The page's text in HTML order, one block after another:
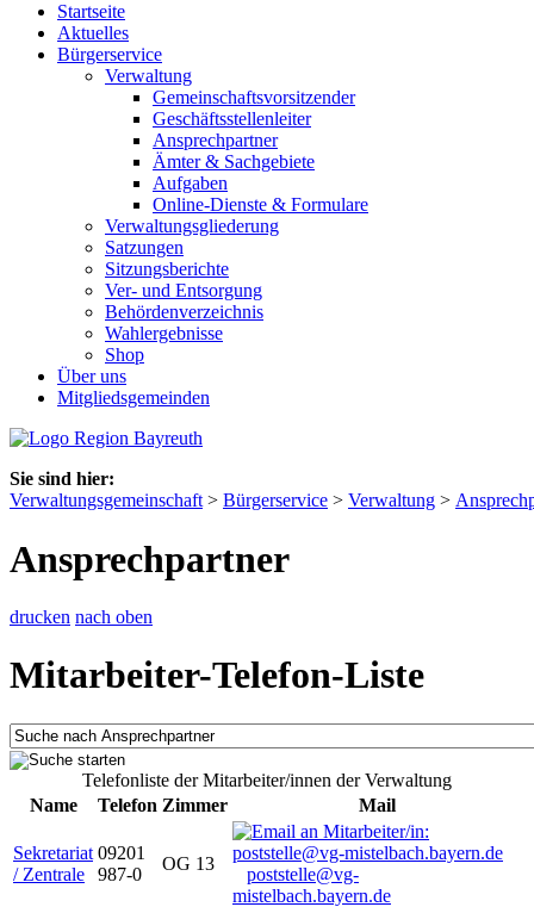
Startseite
Aktuelles
Bürgerservice
Verwaltung
Gemeinschaftsvorsitzender
Geschäftsstellenleiter
Ansprechpartner
Ämter & Sachgebiete
Aufgaben
Online-Dienste & Formulare
Verwaltungsgliederung
Satzungen
Sitzungsberichte
Ver- und Entsorgung
Behördenverzeichnis
Wahlergebnisse
Shop
Über uns
Mitgliedsgemeinden
Sie sind hier:
Verwaltungsgemeinschaft > Bürgerservice > Verwaltung >
Ansprechpartner
drucken nach oben
Mitarbeiter-Telefon-Liste
Telefonliste der Mitarbeiter/innen der Verwaltung
Name
Telefon Zimmer Mail
Sekretariat
/ Zentrale
09201
987-0
OG 13
poststelle@vg-
mistelbach.bayern.de